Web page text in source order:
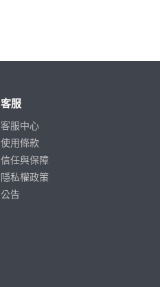
客服
客服中心
使用條款
信任與保障
隱私權政策
公告